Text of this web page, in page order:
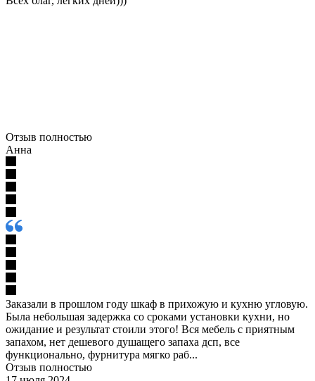
Отзыв полностью
Анна
Заказали в прошлом году шкаф в прихожую и кухню угловую.
Была небольшая задержка со сроками установки кухни, но
ожидание и результат стоили этого! Вся мебель с приятным
запахом, нет дешевого душащего запаха дсп, все
функционально, фурнитура мягко раб...
Отзыв полностью